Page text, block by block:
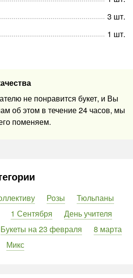
не понравится букет, и Вы
об этом в течение 24 часов, мы
поменяем.
3 шт.
1 шт.
Розы
Тюльпаны
1 Сентября
День учителя
Букеты на 23 февраля
8 марта
Микс